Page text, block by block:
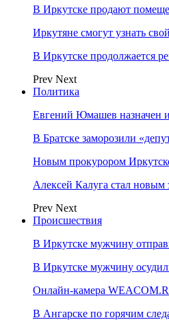
В Иркутске продают
Иркутяне смогут узнать
В Иркутске продолжается
Prev Next
Политика
Евгений Юмашев назначен
В Братске заморозили
Новым прокурором
Алексей Калуга стал новым
Prev Next
Происшествия
В Иркутске мужчину
В Иркутске мужчину
Онлайн-камера
В Ангарске по горячим